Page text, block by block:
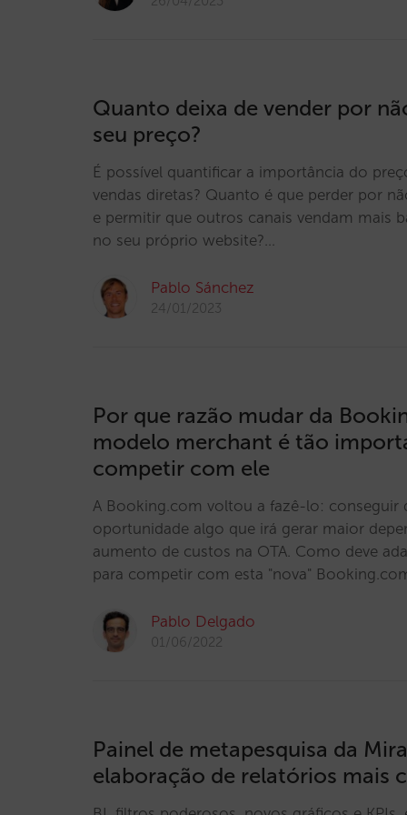
Quanto deixa de vender por
seu preço?
É possível quantificar a importância do
vendas diretas? Quanto é que perder por
e permitir que outros canais vendam mais
no seu próprio website?…
Pablo Sánchez
24/01/2023
Por que razão mudar da
modelo merchant é tão
competir com ele
A Booking.com voltou a fazê-lo: conseguir
oportunidade algo que irá gerar maior
aumento de custos na OTA. Como deve
para competir com esta "nova"
Pablo Delgado
01/06/2022
Painel de metapesquisa da
elaboração de relatórios mais